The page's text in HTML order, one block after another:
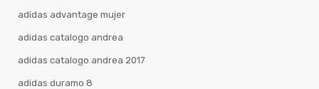
adidas advantage mujer
adidas catalogo andrea
adidas catalogo andrea 2017
adidas duramo 8